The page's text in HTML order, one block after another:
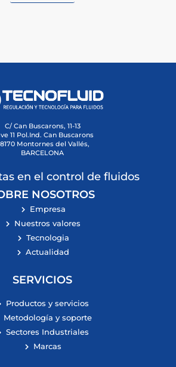
C/ Can Buscarons, 11-13
11 Pol.Ind. Can Buscarons
Montornes del Vallés,
BARCELONA
en el control de fluidos
NOSOTROS
Empresa
Nuestros valores
Tecnologia
Actualidad
SERVICIOS
Productos y servicios
Metodología y soporte
Sectores Industriales
Marcas